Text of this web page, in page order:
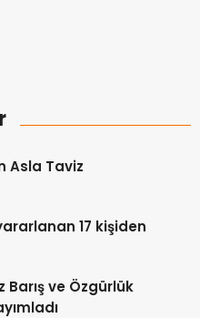
Asla Taviz
17 kişiden
ve Özgürlük